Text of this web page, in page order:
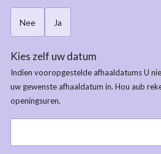
Nee Ja
Kies zelf uw datum
Indien vooropgestelde afhaaldatums U
uw gewenste afhaaldatum in. Hou aub
openingsuren.